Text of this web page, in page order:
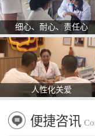
细心、耐心、责任心
人性化关爱
便捷咨讯